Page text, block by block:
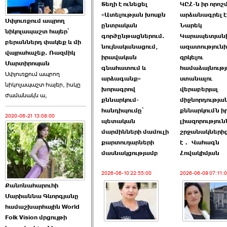
Աննա Վարդապետյանն
ուղերձ է հղել ›››
2026-06-25 23:21:00
Պաշտոնակռիվը սկսված
է. «Հրապարակ» ›››
2026-06-25 17:13:00
ԱԺ նախագահի
Սփյուռքում ապրող
նիկոլապաշտ հայեր՝
բերաններդ փակեք և մի
վայրահաչեք. Ռազմիկ
Մարտիրոսյան
Սփյուռքում ապրող
նիկոլապաշտ հայեր, իսկը
ժամանակն ա,
2020-06-21 13:08:00
Քանոնահարուհի
Մարիաննա Գևորգյանը
համաշխարհային World
Folk Vision մրցույթի
Տեղի է ունեցել
«Ատելության խոսքն
ընտրական
գործընթացներում.
նույնականացում,
իրավական
գնահատում և
արձագանք»
խորագրով
քննարկում-
հանդիպումը՝
պետական
մարմինների մամուլի
քարտուղարների
մասնակցությամբ
ԿԸՀ-ն իր
արձանագրել
Նարեկ
զրկելու
ստանալու
վերաբերյալ
քննարկումն
է․ Վահագն
Հովակիմյան
2026-06-10 22:55:00 2026-06-09